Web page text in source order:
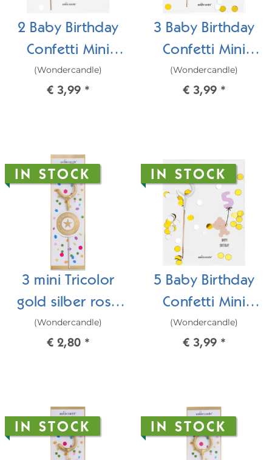
2 Baby Birthday
Confetti Mini
Wondercard
(Wondercandle)
€ 3,99 *
3 Baby Birthday
Confetti Mini
Wondercard
(Wondercandle)
€ 3,99 *
IN STOCK
3 mini Tricolor
gold silber rosé
Wondercandle®
mini
(Wondercandle)
€ 2,80 *
IN STOCK
5 Baby Birthday
Confetti Mini
Wondercard
(Wondercandle)
€ 3,99 *
IN STOCK IN STOCK